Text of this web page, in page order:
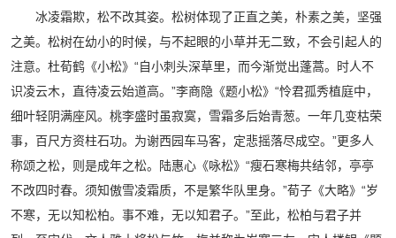
冰凌霜欺，松不改其姿。松树体现了正直之美，朴素之美，坚强
之美。松树在幼小的时候，与不起眼的小草并无二致，不会引起人的
注意。杜荀鹤《小松》“自小刺头深草里，而今渐觉出蓬蒿。时人不
识凌云木，直待凌云始道高。”李商隐《题小松》“怜君孤秀植庭中，
细叶轻阴满座风。桃李盛时虽寂寞，雪霜多后始青葱。一年几变枯荣
事，百尺方资柱石功。为谢西园车马客，定悲摇落尽成空。”更多人
称颂之松，则是成年之松。陆惠心《咏松》“瘦石寒梅共结邻，亭亭
不改四时春。须知傲雪凌霜质，不是繁华队里身。”荀子《大略》“岁
不寒，无以知松柏。事不难，无以知君子。”至此，松柏与君子并